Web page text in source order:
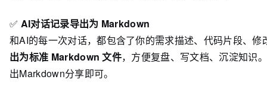
✅ AI对话记录导出为 Markdown
和AI的每一次对话，都包含了你的需求描述、代码片段、
出为标准 Markdown 文件，方便复盘、写文档、沉淀知识
出Markdown分享即可。